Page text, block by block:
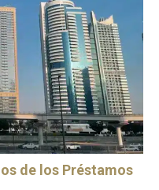
de los Préstamos